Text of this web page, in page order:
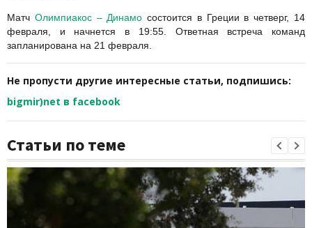
Матч Олимпиакос – Динамо состоится в Греции в четверг, 14
февраля, и начнется в 19:55. Ответная встреча команд
запланирована на 21 февраля.
Не пропусти другие интересные статьи, подпишись:
bigmir)net в facebook
Статьи по теме